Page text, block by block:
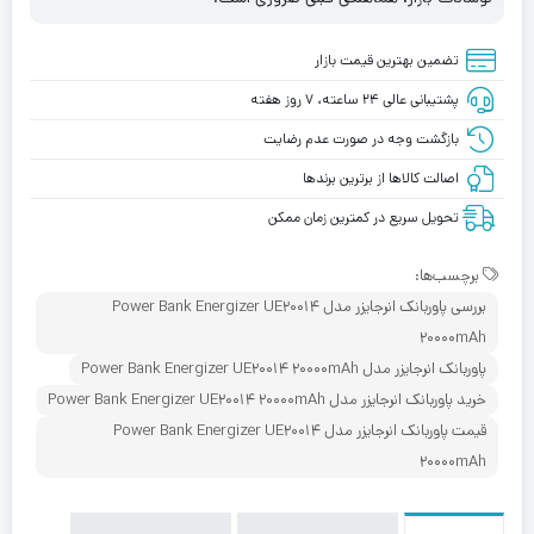
تضمین بهترین قیمت بازار
پشتیبانی عالی ۲۴ ساعته، ۷ روز هفته
بازگشت وجه در صورت عدم رضایت
اصالت کالاها از برترین برندها
تحویل سریع در کمترین زمان ممکن
برچسب‌ها:
بررسی پاوربانک انرجایزر مدل Power Bank Energizer UE20014
20000mAh
پاوربانک انرجایزر مدل Power Bank Energizer UE20014 20000mAh
خرید پاوربانک انرجایزر مدل Power Bank Energizer UE20014 20000mAh
قیمت پاوربانک انرجایزر مدل Power Bank Energizer UE20014
20000mAh